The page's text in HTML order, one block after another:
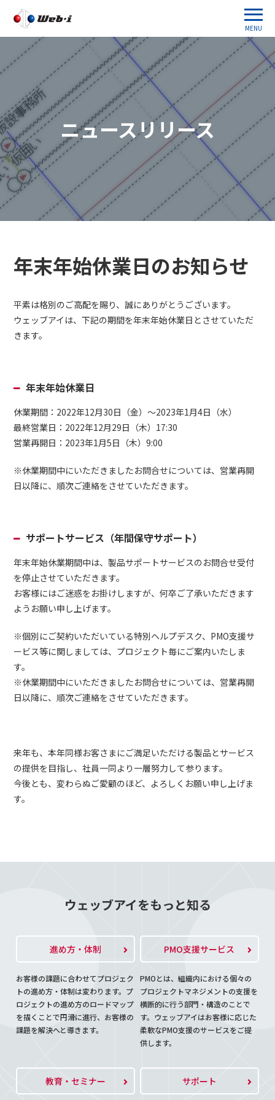
MENU
ニュースリリース
年末年始休業日のお知らせ
平素は格別のご高配を賜り、誠にありがとうございます。
ウェッブアイは、下記の期間を年末年始休業日とさせていただ
きます。
年末年始休業日
休業期間：2022年12月30日（金）～2023年1月4日（水）
最終営業日：2022年12月29日（木）17:30
営業再開日：2023年1月5日（木）9:00
※休業期間中にいただきましたお問合せについては、営業再開
日以降に、順次ご連絡をさせていただきます。
サポートサービス（年間保守サポート）
年末年始休業期間中は、製品サポートサービスのお問合せ受付
を停止させていただきます。
お客様にはご迷惑をお掛けしますが、何卒ご了承いただきます
ようお願い申し上げます。
※個別にご契約いただいている特別ヘルプデスク、PMO支援サ
ービス等に関しましては、プロジェクト毎にご案内いたしま
す。
※休業期間中にいただきましたお問合せについては、営業再開
日以降に、順次ご連絡をさせていただきます。
来年も、本年同様お客さまにご満足いただける製品とサービス
の提供を目指し、社員一同より一層努力して参ります。
今後とも、変わらぬご愛顧のほど、よろしくお願い申し上げま
す。
ウェッブアイをもっと知る
進め方・体制
お客様の課題に合わせてプロジェク
トの進め方・体制は変わります。プ
ロジェクトの進め方のロードマップ
を描くことで円滑に進行、お客様の
課題を解決へと導きます。
PMO支援サービス
PMOとは、組織内における個々の
プロジェクトマネジメントの支援を
横断的に行う部門・構造のことで
す。ウェッブアイはお客様に応じた
柔軟なPMO支援のサービスをご提
供します。
教育・セミナー サポート